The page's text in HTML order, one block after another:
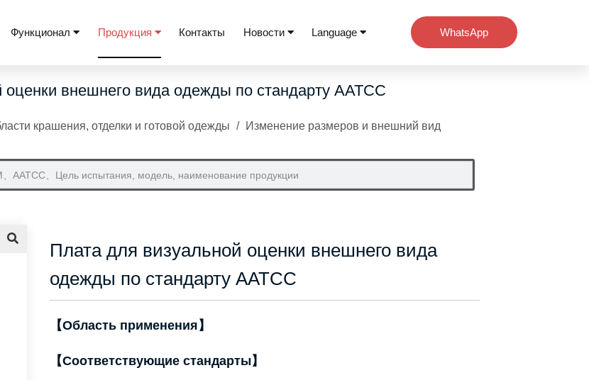
WhatsApp
Функционал Продукция Контакты Новости Language
внешнего вида одежды по стандарту AATCC
крашения, отделки и готовой одежды / Изменение размеров и внешний вид
Плата для визуальной оценки внешнего вида
одежды по стандарту AATCC
【Область применения】
【Соответствующие стандарты】